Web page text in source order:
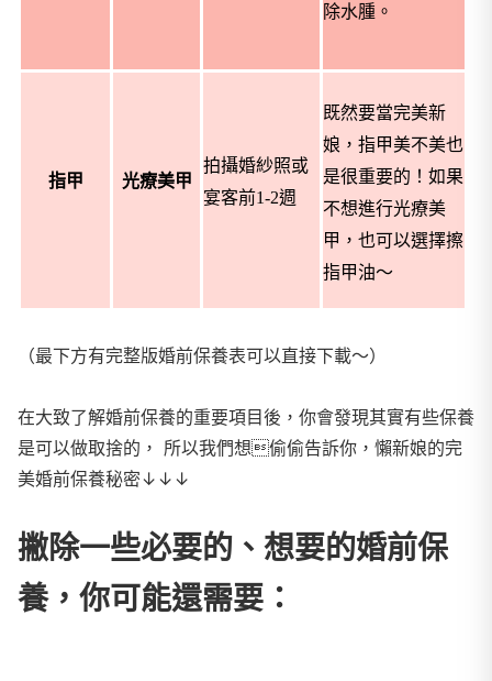
除水腫。
指甲 光療美甲
拍攝婚紗照或
宴客前1-2週
既然要當完美新
娘，指甲美不美也
是很重要的！如果
不想進行光療美
甲，也可以選擇擦
指甲油～
（最下方有完整版婚前保養表可以直接下載～）
在大致了解婚前保養的重要項目後，你會發現其實有些保養
是可以做取捨的， 所以我們想偷偷告訴你，懶新娘的完
美婚前保養秘密↓↓↓
撇除一些必要的、想要的婚前保
養，你可能還需要：